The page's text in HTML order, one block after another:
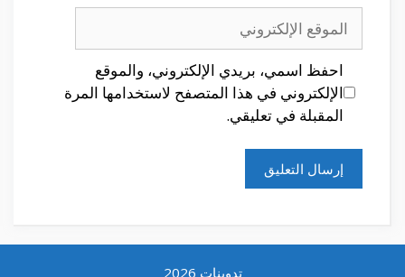
الإلكتروني
احفظ اسمي، بريدي الإلكتروني، والموقع
الإلكتروني في هذا المتصفح لاستخدامها المرة
المقبلة في تعليقي.
تدوينات 2026